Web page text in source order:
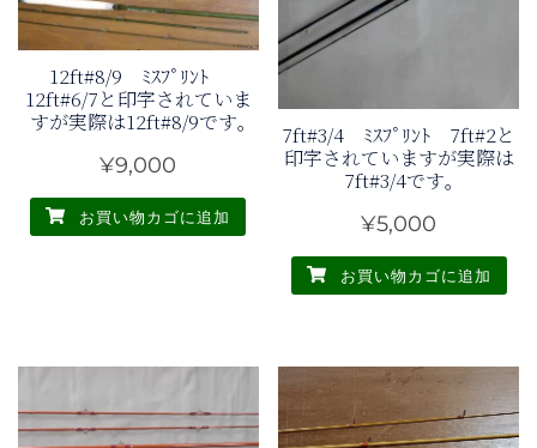
12ft#8/9 ﾐｽﾌﾟﾘﾝﾄ
12ft#6/7と印字されていま
すが実際は12ft#8/9です｡
¥9,000
お買い物カゴに追加
7ft#3/4 ﾐｽﾌﾟﾘﾝﾄ 7ft#2と
印字されていますが実際は
7ft#3/4です｡
¥5,000
お買い物カゴに追加